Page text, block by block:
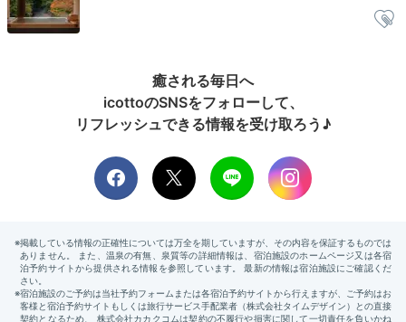
朝風呂の後は、朝食でパワーチャージ。シンプルながら
でいただきましょう。炊き立てのコシヒカリ、出汁のき
いたお味噌汁、焼き魚などが元気づけてくれますよ。
yurilly_0926
和定食をいただきました。色んなお料理を楽しむことができ、どれ
癒される毎日へ
icottoのSNSをフォローして、
リフレッシュできる情報を受け取ろう♪